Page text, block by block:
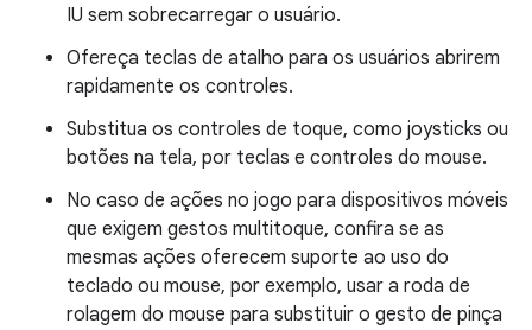
IU sem sobrecarregar o usuário.
Ofereça teclas de atalho para os usuários abrirem
rapidamente os controles.
Substitua os controles de toque, como joysticks ou
botões na tela, por teclas e controles do mouse.
No caso de ações no jogo para dispositivos móveis
que exigem gestos multitoque, confira se as
mesmas ações oferecem suporte ao uso do
teclado ou mouse, por exemplo, usar a roda de
rolagem do mouse para substituir o gesto de pinça